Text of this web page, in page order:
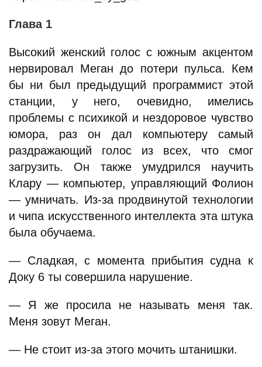
Глава 1
Высокий женский голос с южным акцентом
нервировал Меган до потери пульса. Кем
бы ни был предыдущий программист этой
станции, у него, очевидно, имелись
проблемы с психикой и нездоровое чувство
юмора, раз он дал компьютеру самый
раздражающий голос из всех, что смог
загрузить. Он также умудрился научить
Клару — компьютер, управляющий Фолион
— умничать. Из-за продвинутой технологии
и чипа искусственного интеллекта эта штука
была обучаема.
— Сладкая, с момента прибытия судна к
Доку 6 ты совершила нарушение.
— Я же просила не называть меня так.
Меня зовут Меган.
— Не стоит из-за этого мочить штанишки.